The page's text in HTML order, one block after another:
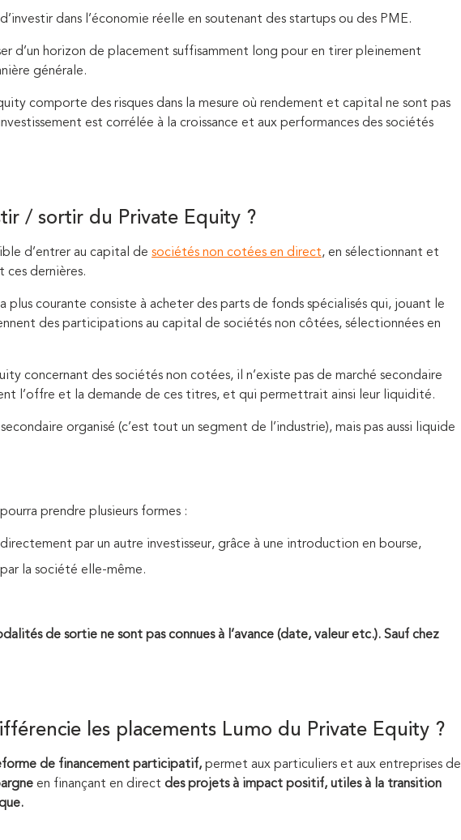
dans l’économie réelle en soutenant des startups ou des PME.
d’un horizon de placement suffisamment long pour en tirer pleinement
générale.
comporte des risques dans la mesure où rendement et capital ne sont pas
est corrélée à la croissance et aux performances des sociétés
/ sortir du Private Equity ?
d’entrer au capital de sociétés non cotées en direct, en sélectionnant et
dernières.
plus courante consiste à acheter des parts de fonds spécialisés qui, jouant le
des participations au capital de sociétés non côtées, sélectionnées en
concernant des sociétés non cotées, il n’existe pas de marché secondaire
l’offre et la demande de ces titres, et qui permettrait ainsi leur liquidité.
organisé (c’est tout un segment de l’industrie), mais pas aussi liquide
prendre plusieurs formes :
par un autre investisseur, grâce à une introduction en bourse,
la société elle-même.
de sortie ne sont pas connues à l’avance (date, valeur etc.). Sauf chez
les placements Lumo du Private Equity ?
de financement participatif, permet aux particuliers et aux entreprises de
en finançant en direct des projets à impact positif, utiles à la transition